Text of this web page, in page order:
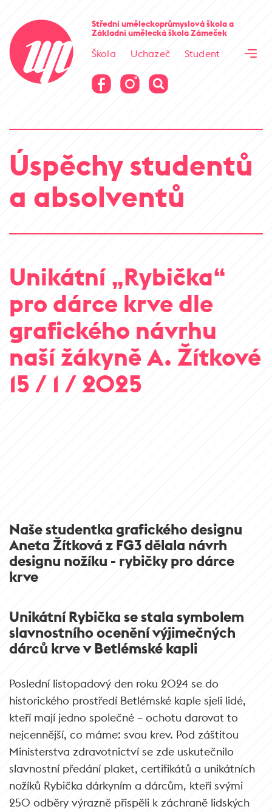
Střední uměleckoprůmyslová školaa
Základní umělecká školaZámeček
Škola Uchazeč
Student
Virtuální prohlídka
Virtuální prohlídka
Úspěchy studentů
a absolventů
Unikátní „Rybička“
pro dárce krve dle
grafického návrhu
naší žákyně A. Žítkové
15 / 1 / 2025
Naše studentka grafického designu
Aneta Žítková z FG3 dělala návrh
designu nožíku - rybičky pro dárce
krve
Unikátní Rybička se stala symbolem
slavnostního ocenění výjimečných
dárců krve v Betlémské kapli
Poslední listopadový den roku 2024 se do
historického prostředí Betlémské kaple sjeli lidé,
kteří mají jedno společné – ochotu darovat to
nejcennější, co máme: svou krev. Pod záštitou
Ministerstva zdravotnictví se zde uskutečnilo
slavnostní předání plaket, certifikátů a unikátních
nožíků Rybička dárkyním a dárcům, kteří svými
250 odběry výrazně přispěli k záchraně lidských